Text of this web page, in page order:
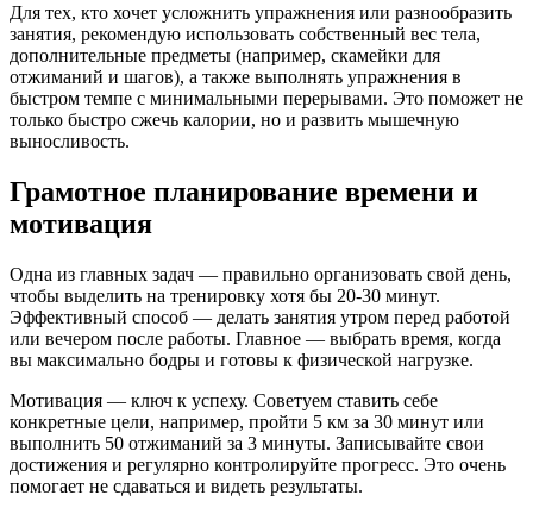
Для тех, кто хочет усложнить упражнения или разнообразить
занятия, рекомендую использовать собственный вес тела,
дополнительные предметы (например, скамейки для
отжиманий и шагов), а также выполнять упражнения в
быстром темпе с минимальными перерывами. Это поможет не
только быстро сжечь калории, но и развить мышечную
выносливость.
Грамотное планирование времени и
мотивация
Одна из главных задач — правильно организовать свой день,
чтобы выделить на тренировку хотя бы 20-30 минут.
Эффективный способ — делать занятия утром перед работой
или вечером после работы. Главное — выбрать время, когда
вы максимально бодры и готовы к физической нагрузке.
Мотивация — ключ к успеху. Советуем ставить себе
конкретные цели, например, пройти 5 км за 30 минут или
выполнить 50 отжиманий за 3 минуты. Записывайте свои
достижения и регулярно контролируйте прогресс. Это очень
помогает не сдаваться и видеть результаты.